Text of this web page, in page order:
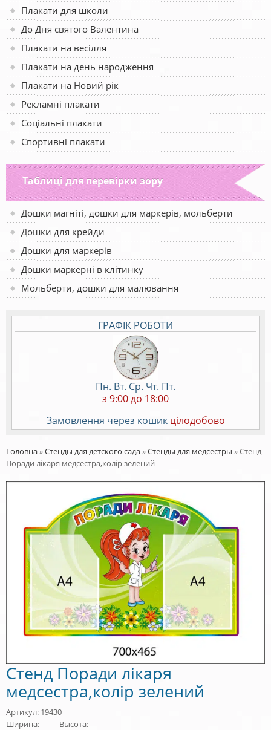
Плакати для школи
До Дня святого Валентина
Плакати на весілля
Плакати на день народження
Плакати на Новий рік
Рекламні плакати
Соціальні плакати
Спортивні плакати
Таблиці для перевірки зору
Дошки магніті, дошки для маркерів, мольберти
Дошки для крейди
Дошки для маркерів
Дошки маркерні в клітинку
Мольберти, дошки для малювання
ГРАФІК РОБОТИ
Пн. Вт. Ср. Чт. Пт.
з 9:00 до 18:00
Замовлення через кошик цілодобово
Головна»Стенды для детского сада»Стенды для медсестры »Стенд
Поради лікаря медсестра,колір зелений
Стенд Поради лікаря
медсестра,колір зелений
Артикул: 19430
Ширина:
Высота: